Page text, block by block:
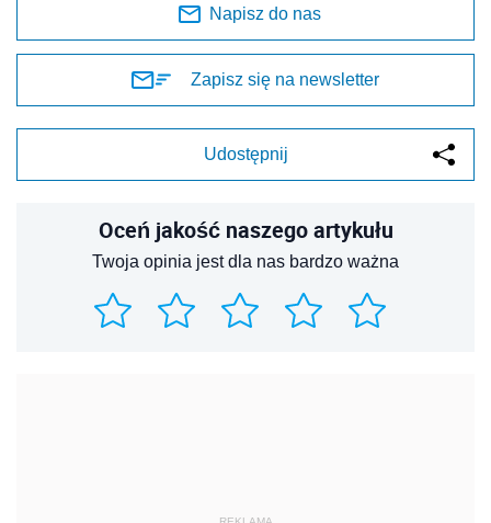
Napisz do nas
Zapisz się na newsletter
Udostępnij
Oceń jakość naszego artykułu
Twoja opinia jest dla nas bardzo ważna